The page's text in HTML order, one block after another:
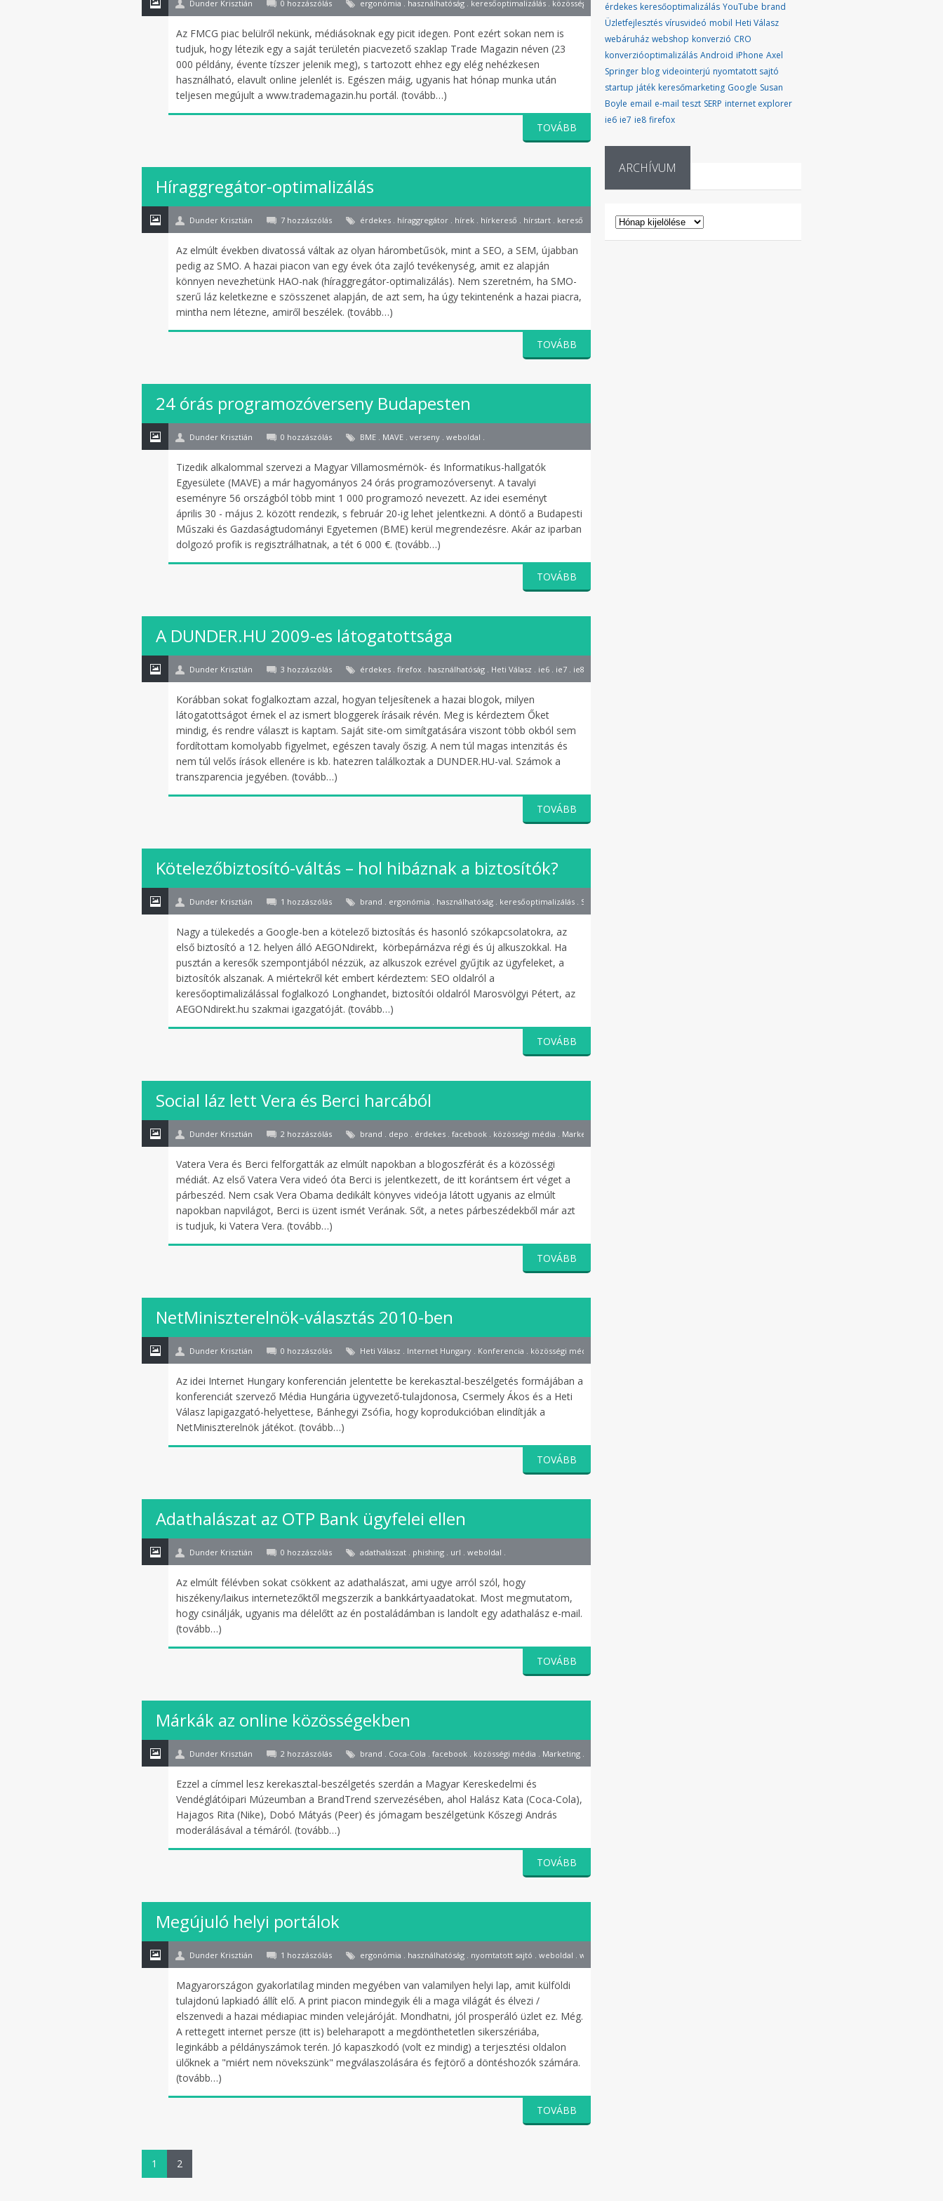
Dunder Krisztián 0 hozzászólás ergonómia . használhatóság . keresőoptimalizálás . közösségi média . weboldal . weboldaltervezés .
Az FMCG piac belülről nekünk, médiásoknak egy picit idegen. Pont ezért sokan nem is
tudjuk, hogy létezik egy a saját területén piacvezető szaklap Trade Magazin néven (23
000 példány, évente tízszer jelenik meg), s tartozott ehhez egy elég nehézkesen
használható, elavult online jelenlét is. Egészen máig, ugyanis hat hónap munka után
teljesen megújult a www.trademagazin.hu portál. (tovább…)
TOVÁBB
Híraggregátor-optimalizálás
25
febr
Dunder Krisztián 7 hozzászólás érdekes . híraggregátor . hírek . hírkereső . hírstart . keresőmarketing . keresőoptimalizálás . újságírás . üzlet . weboldal .
Az elmúlt években divatossá váltak az olyan hárombetűsök, mint a SEO, a SEM, újabban
pedig az SMO. A hazai piacon van egy évek óta zajló tevékenység, amit ez alapján
könnyen nevezhetünk HAO-nak (híraggregátor-optimalizálás). Nem szeretném, ha SMO-
szerű láz keletkezne e szösszenet alapján, de azt sem, ha úgy tekintenénk a hazai piacra,
mintha nem létezne, amiről beszélek. (tovább…)
TOVÁBB
24 órás programozóverseny Budapesten
12
jan
Dunder Krisztián 0 hozzászólás BME . MAVE . verseny . weboldal .
Tizedik alkalommal szervezi a Magyar Villamosmérnök- és Informatikus-hallgatók
Egyesülete (MAVE) a már hagyományos 24 órás programozóversenyt. A tavalyi
eseményre 56 országból több mint 1 000 programozó nevezett. Az idei eseményt
április 30 - május 2. között rendezik, s február 20-ig lehet jelentkezni. A döntő a Budapesti
Műszaki és Gazdaságtudományi Egyetemen (BME) kerül megrendezésre. Akár az iparban
dolgozó profik is regisztrálhatnak, a tét 6 000 €. (tovább…)
TOVÁBB
A DUNDER.HU 2009-es látogatottsága
06
jan
Dunder Krisztián 3 hozzászólás érdekes . firefox . használhatóság . Heti Válasz . ie6 . ie7 . ie8 . internet explorer . Statisztika . Susan Boyle . weboldal .
Korábban sokat foglalkoztam azzal, hogyan teljesítenek a hazai blogok, milyen
látogatottságot érnek el az ismert bloggerek írásaik révén. Meg is kérdeztem Őket
mindig, és rendre választ is kaptam. Saját site-om simítgatására viszont több okból sem
fordítottam komolyabb figyelmet, egészen tavaly őszig. A nem túl magas intenzitás és
nem túl velős írások ellenére is kb. hatezren találkoztak a DUNDER.HU-val. Számok a
transzparencia jegyében. (tovább…)
TOVÁBB
Kötelezőbiztosító-váltás – hol hibáznak a biztosítók?
02
nov
Dunder Krisztián 1 hozzászólás brand . ergonómia . használhatóság . keresőoptimalizálás . SERP . Statisztika . üzlet . weboldal . weboldaltervezés .
Nagy a tülekedés a Google-ben a kötelező biztosítás és hasonló szókapcsolatokra, az
első biztosító a 12. helyen álló AEGONdirekt, körbepárnázva régi és új alkuszokkal. Ha
pusztán a keresők szempontjából nézzük, az alkuszok ezrével gyűjtik az ügyfeleket, a
biztosítók alszanak. A miértekről két embert kérdeztem: SEO oldalról a
keresőoptimalizálással foglalkozó Longhandet, biztosítói oldalról Marosvölgyi Pétert, az
AEGONdirekt.hu szakmai igazgatóját. (tovább…)
TOVÁBB
Social láz lett Vera és Berci harcából
29
okt
Dunder Krisztián 2 hozzászólás brand . depo . érdekes . facebook . közösségi média . Marketing . SMO . Twitter . vírusvideó . weboldal . YouTube .
Vatera Vera és Berci felforgatták az elmúlt napokban a blogoszférát és a közösségi
médiát. Az első Vatera Vera videó óta Berci is jelentkezett, de itt korántsem ért véget a
párbeszéd. Nem csak Vera Obama dedikált könyves videója látott ugyanis az elmúlt
napokban napvilágot, Berci is üzent ismét Verának. Sőt, a netes párbeszédekből már azt
is tudjuk, ki Vatera Vera. (tovább…)
TOVÁBB
NetMiniszterelnök-választás 2010-ben
28
okt
Dunder Krisztián 0 hozzászólás Heti Válasz . Internet Hungary . Konferencia . közösségi média . legyélte . NetMiniszterelnök . nyomtatott sajtó . SMO . weboldal .
Az idei Internet Hungary konferencián jelentette be kerekasztal-beszélgetés formájában a
konferenciát szervező Média Hungária ügyvezető-tulajdonosa, Csermely Ákos és a Heti
Válasz lapigazgató-helyettese, Bánhegyi Zsófia, hogy koprodukcióban elindítják a
NetMiniszterelnök játékot. (tovább…)
TOVÁBB
Adathalászat az OTP Bank ügyfelei ellen
27
okt
Dunder Krisztián 0 hozzászólás adathalászat . phishing . url . weboldal .
Az elmúlt félévben sokat csökkent az adathalászat, ami ugye arról szól, hogy
hiszékeny/laikus internetezőktől megszerzik a bankkártyaadatokat. Most megmutatom,
hogy csinálják, ugyanis ma délelőtt az én postaládámban is landolt egy adathalász e-mail.
(tovább…)
TOVÁBB
Márkák az online közösségekben
26
okt
Dunder Krisztián 2 hozzászólás brand . Coca-Cola . facebook . közösségi média . Marketing . Nike . SMO . Twitter . üzlet . weboldal .
Ezzel a címmel lesz kerekasztal-beszélgetés szerdán a Magyar Kereskedelmi és
Vendéglátóipari Múzeumban a BrandTrend szervezésében, ahol Halász Kata (Coca-Cola),
Hajagos Rita (Nike), Dobó Mátyás (Peer) és jómagam beszélgetünk Kőszegi András
moderálásával a témáról. (tovább…)
TOVÁBB
Megújuló helyi portálok
12
okt
Dunder Krisztián 1 hozzászólás ergonómia . használhatóság . nyomtatott sajtó . weboldal . weboldaltervezés .
Magyarországon gyakorlatilag minden megyében van valamilyen helyi lap, amit külföldi
tulajdonú lapkiadó állít elő. A print piacon mindegyik éli a maga világát és élvezi /
elszenvedi a hazai médiapiac minden velejáróját. Mondhatni, jól prosperáló üzlet ez. Még.
A rettegett internet persze (itt is) beleharapott a megdönthetetlen sikerszériába,
leginkább a példányszámok terén. Jó kapaszkodó (volt ez mindig) a terjesztési oldalon
ülőknek a "miért nem növekszünk" megválaszolására és fejtörő a döntéshozók számára.
(tovább…)
TOVÁBB
1 2
érdekes keresőoptimalizálás YouTube brand
Üzletfejlesztés vírusvideó mobil Heti Válasz
webáruház webshop konverzió CRO
konverzióoptimalizálás Android iPhone Axel
Springer blog videointerjú nyomtatott sajtó
startup játék keresőmarketing Google Susan
Boyle email e-mail teszt SERP internet explorer
ie6 ie7 ie8 firefox
ARCHÍVUM
ARCHÍVUM